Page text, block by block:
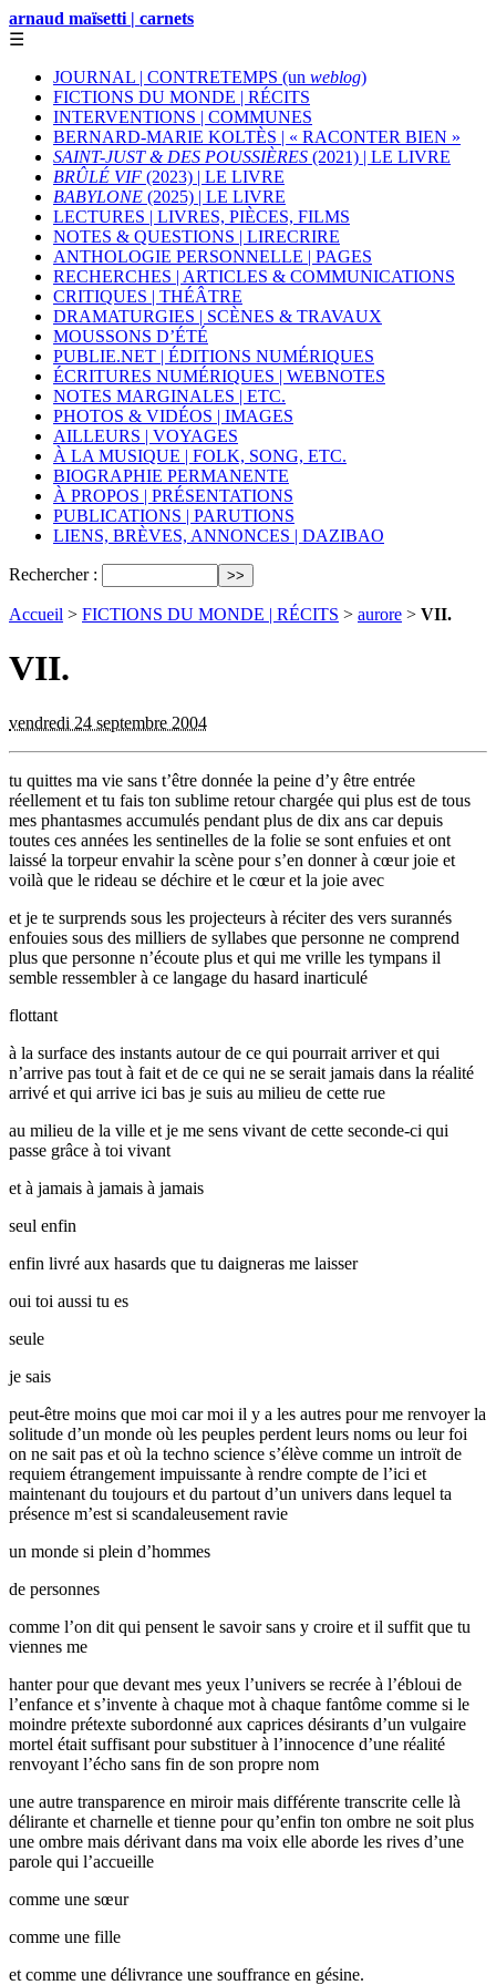
arnaud maïsetti | carnets
☰
JOURNAL | CONTRETEMPS (un weblog)
FICTIONS DU MONDE | RÉCITS
INTERVENTIONS | COMMUNES
BERNARD-MARIE KOLTÈS | « RACONTER BIEN »
SAINT-JUST & DES POUSSIÈRES (2021) | LE LIVRE
BRÛLÉ VIF (2023) | LE LIVRE
BABYLONE (2025) | LE LIVRE
LECTURES | LIVRES, PIÈCES, FILMS
NOTES & QUESTIONS | LIRECRIRE
ANTHOLOGIE PERSONNELLE | PAGES
RECHERCHES | ARTICLES & COMMUNICATIONS
CRITIQUES | THÉÂTRE
DRAMATURGIES | SCÈNES & TRAVAUX
MOUSSONS D’ÉTÉ
PUBLIE.NET | ÉDITIONS NUMÉRIQUES
ÉCRITURES NUMÉRIQUES | WEBNOTES
NOTES MARGINALES | ETC.
PHOTOS & VIDÉOS | IMAGES
AILLEURS | VOYAGES
À LA MUSIQUE | FOLK, SONG, ETC.
BIOGRAPHIE PERMANENTE
À PROPOS | PRÉSENTATIONS
PUBLICATIONS | PARUTIONS
LIENS, BRÈVES, ANNONCES | DAZIBAO
Rechercher :
Accueil > FICTIONS DU MONDE | RÉCITS > aurore > VII.
VII.
vendredi 24 septembre 2004
tu quittes ma vie sans t’être donnée la peine d’y être entrée
réellement et tu fais ton sublime retour chargée qui plus est de tous
mes phantasmes accumulés pendant plus de dix ans car depuis
toutes ces années les sentinelles de la folie se sont enfuies et ont
laissé la torpeur envahir la scène pour s’en donner à cœur joie et
voilà que le rideau se déchire et le cœur et la joie avec
et je te surprends sous les projecteurs à réciter des vers surannés
enfouies sous des milliers de syllabes que personne ne comprend
plus que personne n’écoute plus et qui me vrille les tympans il
semble ressembler à ce langage du hasard inarticulé
flottant
à la surface des instants autour de ce qui pourrait arriver et qui
n’arrive pas tout à fait et de ce qui ne se serait jamais dans la réalité
arrivé et qui arrive ici bas je suis au milieu de cette rue
au milieu de la ville et je me sens vivant de cette seconde-ci qui
passe grâce à toi vivant
et à jamais à jamais à jamais
seul enfin
enfin livré aux hasards que tu daigneras me laisser
oui toi aussi tu es
seule
je sais
peut-être moins que moi car moi il y a les autres pour me renvoyer la
solitude d’un monde où les peuples perdent leurs noms ou leur foi
on ne sait pas et où la techno science s’élève comme un introït de
requiem étrangement impuissante à rendre compte de l’ici et
maintenant du toujours et du partout d’un univers dans lequel ta
présence m’est si scandaleusement ravie
un monde si plein d’hommes
de personnes
comme l’on dit qui pensent le savoir sans y croire et il suffit que tu
viennes me
hanter pour que devant mes yeux l’univers se recrée à l’ébloui de
l’enfance et s’invente à chaque mot à chaque fantôme comme si le
moindre prétexte subordonné aux caprices désirants d’un vulgaire
mortel était suffisant pour substituer à l’innocence d’une réalité
renvoyant l’écho sans fin de son propre nom
une autre transparence en miroir mais différente transcrite celle là
délirante et charnelle et tienne pour qu’enfin ton ombre ne soit plus
une ombre mais dérivant dans ma voix elle aborde les rives d’une
parole qui l’accueille
comme une sœur
comme une fille
et comme une délivrance une souffrance en gésine.